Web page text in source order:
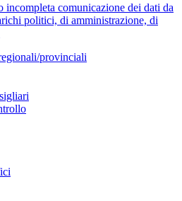
incompleta comunicazione dei dati da
politici, di amministrazione, di
provinciali